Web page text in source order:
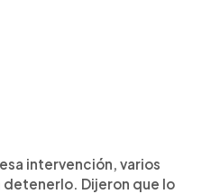
intervención, varios
detenerlo. Dijeron que lo